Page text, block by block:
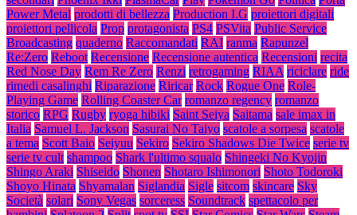
Power Metal prodotti di bellezza Production I.G proiettori digitali
proiettori pellicola Prop protagonista PS4 PSVita Public Service
Broadcasting quaderno Raccomandati RAI ranma Rapunzel
Re:Zero Reboot Recensione Recensione autentica Recensioni recita
Red Nose Day Rem Re Zero Renzi retrogaming RIAA riciclare ride
rimedi casalinghi Riparazione Riricar Rock Rogue One Role-
Playing Game Rolling Coaster Car romanzo regency romanzo
storico RPG Rugby ryoga hibiki Saint Seiya Saitama sale imax in
Italia Samuel L. Jackson Sasurai No Taiyo scatole a sorpesa scatole
a tema Scott Baio Seiyuu Sekiro Sekiro Shadows Die Twice serie tv
serie tv cult shampoo Shark l'ultimo squalo Shingeki No Kyojin
Shingo Araki Shiseido Shonen Shotaro Ishimonori Shoto Todoroki
Shoyo Hinata Shyamalan Siglandia Sigle sitcom skincare Sky
Società solari Sony Vegas sorceress Soundtrack spettacolo per